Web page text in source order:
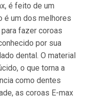
é feito de um
é um dos melhores
fazer coroas
por sua
dental. O material
o que torna a
como dentes
as coroas E-max